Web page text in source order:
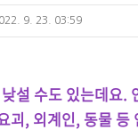
9. 23. 03:59
설 수도 있는데요.
, 외계인, 동물 등